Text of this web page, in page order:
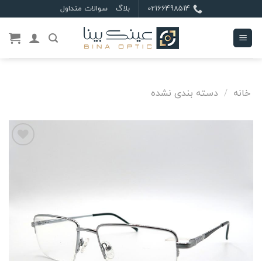
to
content
02166498514 بلاگ سوالات متداول
خانه / دسته بندی نشده